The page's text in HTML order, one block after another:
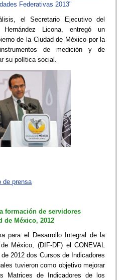
Federativas 2013"
el Secretario Ejecutivo del
Hernández Licona, entregó un
de la Ciudad de México​​ por la
de medición y de
su política social.
de prensa
formación de servidores
de México, 2012​
para el Desarrollo Integral de la
México, (DIF-DF) el CONEVAL
2012 dos Cursos de Indicadores
tuvieron como objetivo mejorar
Matrices de Indicadores de los